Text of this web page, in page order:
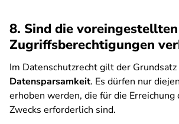
8. Sind die voreingestellten
Zugriffsberechtigungen
Im Datenschutzrecht gilt der
Datensparsamkeit. Es dürfen nur
erhoben werden, die für die Erreichung
Zwecks erforderlich sind.